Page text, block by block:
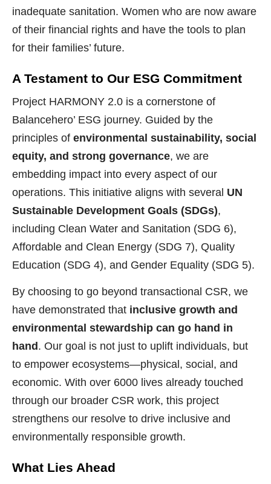
inadequate sanitation. Women who are now aware
of their financial rights and have the tools to plan
for their families’ future.
A Testament to Our ESG Commitment
Project HARMONY 2.0 is a cornerstone of
Balancehero’ ESG journey. Guided by the
principles of environmental sustainability, social
equity, and strong governance, we are
embedding impact into every aspect of our
operations. This initiative aligns with several UN
Sustainable Development Goals (SDGs),
including Clean Water and Sanitation (SDG 6),
Affordable and Clean Energy (SDG 7), Quality
Education (SDG 4), and Gender Equality (SDG 5).
By choosing to go beyond transactional CSR, we
have demonstrated that inclusive growth and
environmental stewardship can go hand in
hand . Our goal is not just to uplift individuals, but
to empower ecosystems—physical, social, and
economic. With over 6000 lives already touched
through our broader CSR work, this project
strengthens our resolve to drive inclusive and
environmentally responsible growth.
What Lies Ahead